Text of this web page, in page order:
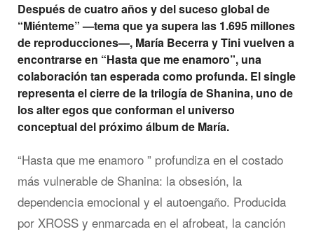
Después de cuatro años y del suceso global de
“Miénteme” —tema que ya supera las 1.695 millones
de reproducciones—, María Becerra y Tini vuelven a
encontrarse en “Hasta que me enamoro”, una
colaboración tan esperada como profunda. El single
representa el cierre de la trilogía de Shanina, uno de
los alter egos que conforman el universo
conceptual del próximo álbum de María.
“Hasta que me enamoro ” profundiza en el costado
más vulnerable de Shanina: la obsesión, la
dependencia emocional y el autoengaño. Producida
por XROSS y enmarcada en el afrobeat, la canción